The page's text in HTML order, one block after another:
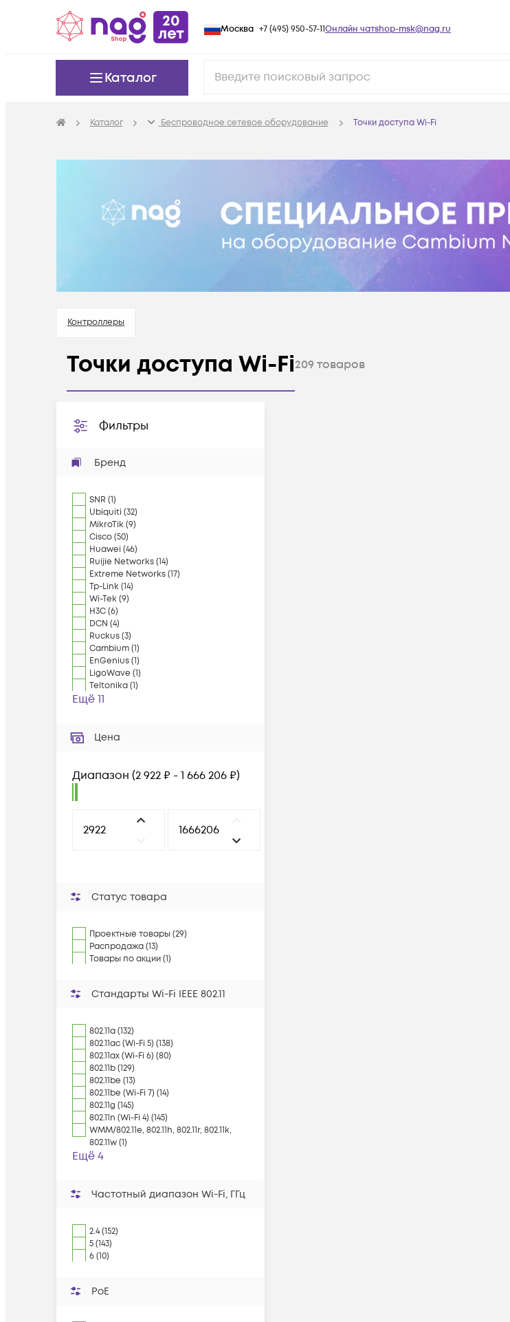
Москва +7 (495) 950-57-11Онлайн чатshop-msk@nag.ru
Каталог
Каталог Беспроводное сетевое оборудование Точки доступа Wi-Fi
Контроллеры
Точки доступа Wi-Fi209 товаров
Фильтры
Бренд
SNR (1)
Ubiquiti (32)
MikroTik(9)
Cisco(50)
Huawei (46)
Ruijie Networks(14)
Extreme Networks(17)
Tp-Link(14)
Wi-Tek(9)
H3C(6)
DCN (4)
Ruckus(3)
Cambium(1)
EnGenius(1)
LigoWave (1)
Teltonika(1)
Ещё 11
Цена
Диапазон (2 922 ₽ - 1 666 206 ₽)
Статус товара
Проектные товары (29)
Распродажа (13)
Товары по акции (1)
Стандарты Wi-Fi IEEE 802.11
802.11a (132)
802.11ac (Wi-Fi 5) (138)
802.11ax (Wi-Fi 6) (80)
802.11b (129)
802.11be (13)
802.11be (Wi-Fi 7) (14)
802.11g (145)
802.11n (Wi-Fi 4) (145)
WMM/802.11e, 802.11h, 802.11r, 802.11k,
802.11w (1)
Ещё 4
Частотный диапазон Wi-Fi, ГГц
2.4 (152)
5 (143)
6 (10)
PoE